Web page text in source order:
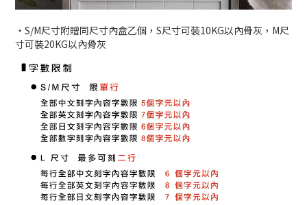
・S/M尺寸附贈同尺寸內盒乙個，S尺寸可裝10KG以內骨灰，M尺
寸可裝20KG以內骨灰